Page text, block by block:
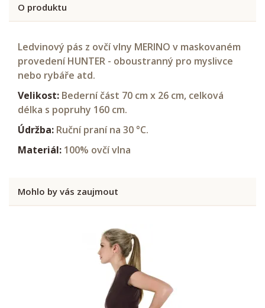
O produktu
Ledvinový pás z ovčí vlny MERINO v maskovaném
provedení HUNTER - oboustranný pro myslivce
nebo rybáře atd.
Velikost: Bederní část 70 cm x 26 cm, celková
délka s popruhy 160 cm.
Údržba: Ruční praní na 30 °C.
Materiál: 100% ovčí vlna
Mohlo by vás zaujmout